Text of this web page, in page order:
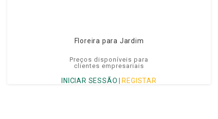
Floreira para Jardim
Preços disponíveis para
clientes empresariais
INICIAR SESSÃO REGISTAR